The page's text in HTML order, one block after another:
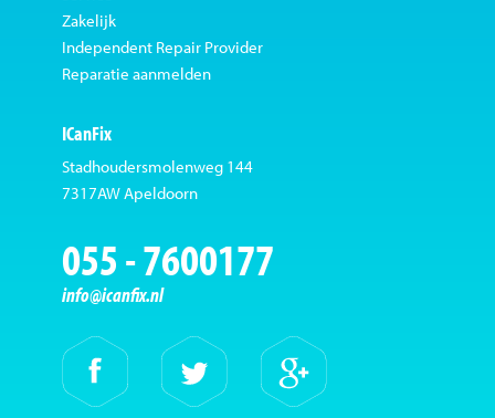
Zakelijk
Independent Repair Provider
Reparatie aanmelden
ICanFix
Stadhoudersmolenweg 144
7317AW Apeldoorn
055 - 7600177
info@icanfix.nl